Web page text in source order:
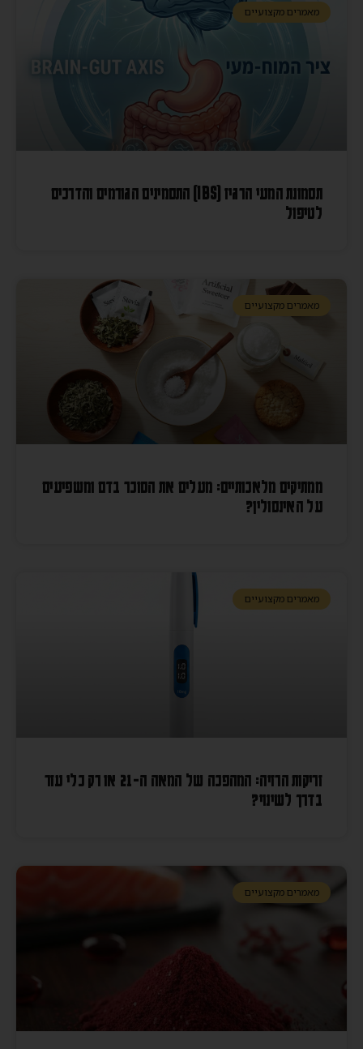
מאמרים מקצועיים
תסמונת המעי הרגיז (IBS) התסמינים הגורמים והדרכים
לטיפול
מאמרים מקצועיים
ממתיקים מלאכותיים: מעלים את הסוכר בדם ומשפיעים
על האינסולין?
מאמרים מקצועיים
זריקות הרזיה: המהפכה של המאה ה-21 או רק כלי עזר
בדרך לשינוי?
מאמרים מקצועיים